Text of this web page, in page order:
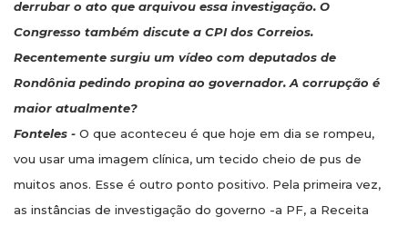
derrubar o ato que arquivou essa investigação. O
Congresso também discute a CPI dos Correios.
Recentemente surgiu um vídeo com deputados de
Rondônia pedindo propina ao governador. A corrupção é
maior atualmente?
Fonteles - O que aconteceu é que hoje em dia se rompeu,
vou usar uma imagem clínica, um tecido cheio de pus de
muitos anos. Esse é outro ponto positivo. Pela primeira vez,
as instâncias de investigação do governo -a PF, a Receita